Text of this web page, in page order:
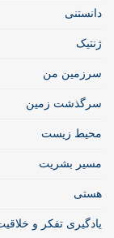
دانستنی
ژنتیک
سرزمین من
سرگذشت زمین
محیط زیست
مسیر بشریت
هستی
یادگیری تفکر و